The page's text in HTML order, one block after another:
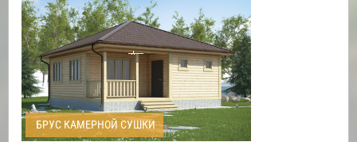
БРУС КАМЕРНОЙ СУШКИ